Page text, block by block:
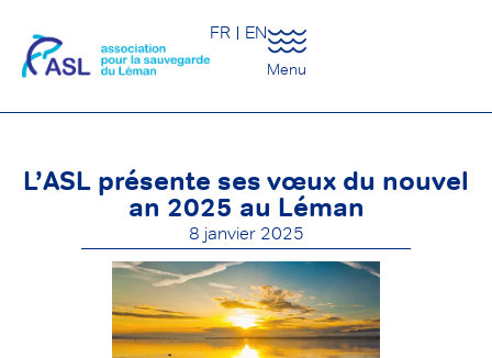
FR EN
Menu
L’ASL présente ses vœux du nouvel
an 2025 au Léman
8 janvier 2025